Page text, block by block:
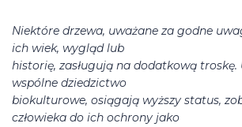
Niektóre drzewa, uważane za godne
ich wiek, wygląd lub
historię, zasługują na dodatkową troskę.
wspólne dziedzictwo
biokulturowe, osiągają wyższy status,
człowieka do ich ochrony jako